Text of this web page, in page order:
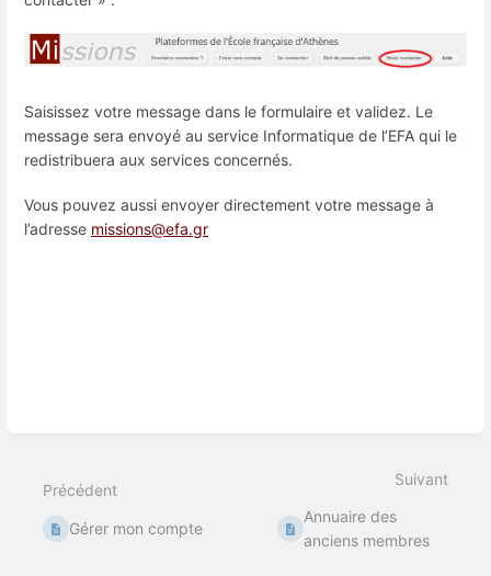
Saisissez votre message dans le formulaire et validez. Le
message sera envoyé au service Informatique de l’EFA qui le
redistribuera aux services concernés.
Vous pouvez aussi envoyer directement votre message à
l’adresse missions@efa.gr
Précédent
Gérer mon compte
Suivant
Annuaire des
anciens membres